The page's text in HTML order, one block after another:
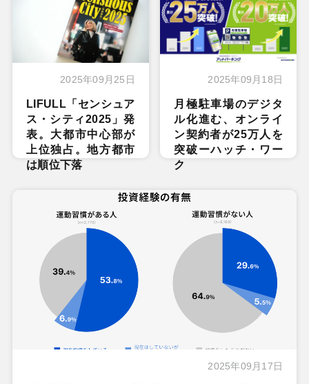
2025年09月25日
LIFULL「センシュア
ス・シティ2025」発
表。大都市中心部が
上位独占。地方都市
は順位下落
2025年09月18日
月極駐車場のデジタ
ル化進む、オンライ
ン契約者が25万人を
突破ーハッチ・ワー
ク
2025年09月17日